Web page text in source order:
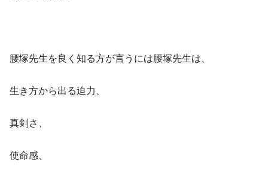
腰塚先生を良く知る方が言うには腰塚先生は、
生き方から出る迫力、
真剣さ、
使命感、